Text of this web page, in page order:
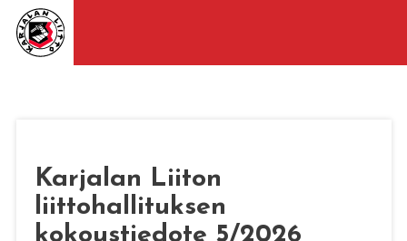
Karjalan Liiton
liittohallituksen
kokoustiedote 5/2026